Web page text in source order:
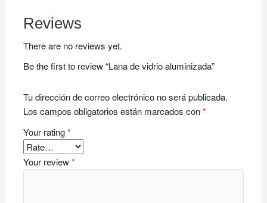
Reviews
There are no reviews yet.
Be the first to review “Lana de vidrio aluminizada”
Tu dirección de correo electrónico no será publicada.
Los campos obligatorios están marcados con*
Your rating*
Your review*